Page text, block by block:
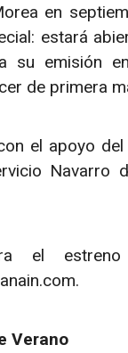
en
estará
su emisión
de primera
el apoyo
Navarro
el
Verano